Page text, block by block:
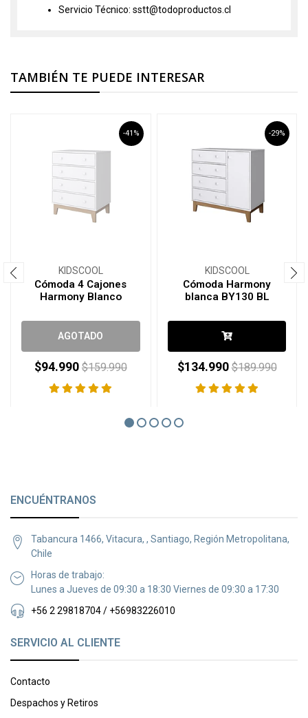
Servicio Técnico: sstt@todoproductos.cl
TAMBIÉN TE PUEDE INTERESAR
-41%
KIDSCOOL
Cómoda 4 Cajones
Harmony Blanco
AGOTADO
$94.990 $159.990
-29%
KIDSCOOL
Cómoda Harmony
blanca BY130 BL
$134.990 $189.990
ENCUÉNTRANOS
Tabancura 1466, Vitacura, , Santiago, Región Metropolitana,
Chile
Horas de trabajo:
Lunes a Jueves de 09:30 a 18:30 Viernes de 09:30 a 17:30
+56 2 29818704 / +56983226010
SERVICIO AL CLIENTE
Contacto
Despachos y Retiros